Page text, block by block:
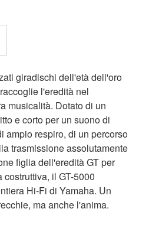
giradischi dell'età dell'oro
l'eredità nel
musicalità. Dotato di un
e corto per un suono di
ampio respiro, di un percorso
trasmissione assolutamente
figlia dell'eredità GT per
il GT-5000
Hi-Fi di Yamaha. Un
ma anche l'anima.